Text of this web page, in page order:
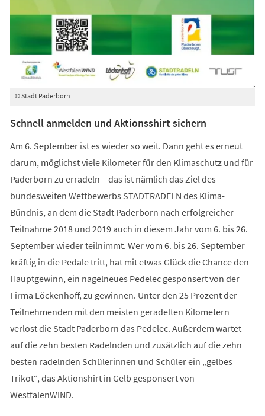
© Stadt Paderborn
Schnell anmelden und Aktionsshirt sichern
Am 6. September ist es wieder so weit. Dann geht es erneut
darum, möglichst viele Kilometer für den Klimaschutz und für
Paderborn zu erradeln – das ist nämlich das Ziel des
bundesweiten Wettbewerbs STADTRADELN des Klima-
Bündnis, an dem die Stadt Paderborn nach erfolgreicher
Teilnahme 2018 und 2019 auch in diesem Jahr vom 6. bis 26.
September wieder teilnimmt. Wer vom 6. bis 26. September
kräftig in die Pedale tritt, hat mit etwas Glück die Chance den
Hauptgewinn, ein nagelneues Pedelec gesponsert von der
Firma Löckenhoff, zu gewinnen. Unter den 25 Prozent der
Teilnehmenden mit den meisten geradelten Kilometern
verlost die Stadt Paderborn das Pedelec. Außerdem wartet
auf die zehn besten Radelnden und zusätzlich auf die zehn
besten radelnden Schülerinnen und Schüler ein „gelbes
Trikot“, das Aktionshirt in Gelb gesponsert von
WestfalenWIND.